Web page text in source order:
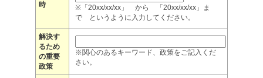
時
※「20xx/xx/xx」 から 「20xx/xx/xx」ま
で というように入力してください。
解決す
るため
の重要
政策
※関心のあるキーワード、政策をご記入くだ
さい。